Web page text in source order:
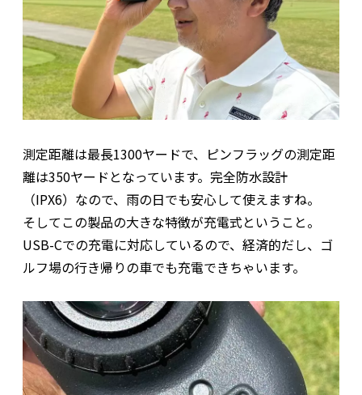
測定距離は最長1300ヤードで、ピンフラッグの測定距
離は350ヤードとなっています。完全防水設計
（IPX6）なので、雨の日でも安心して使えますね。
そしてこの製品の大きな特徴が充電式ということ。
USB-Cでの充電に対応しているので、経済的だし、ゴ
ルフ場の行き帰りの車でも充電できちゃいます。